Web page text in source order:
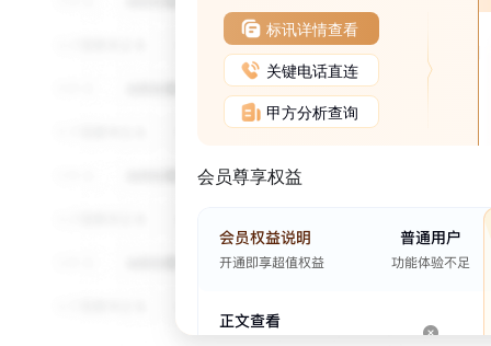
标讯详情查看
关键电话直连
甲方分析查询
会员尊享权益